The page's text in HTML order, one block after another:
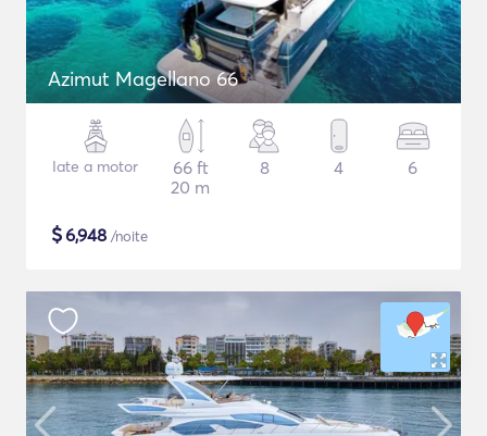
Azimut Magellano 66
Iate a motor
66 ft
20 m
8 4 6
$6,948 /noite